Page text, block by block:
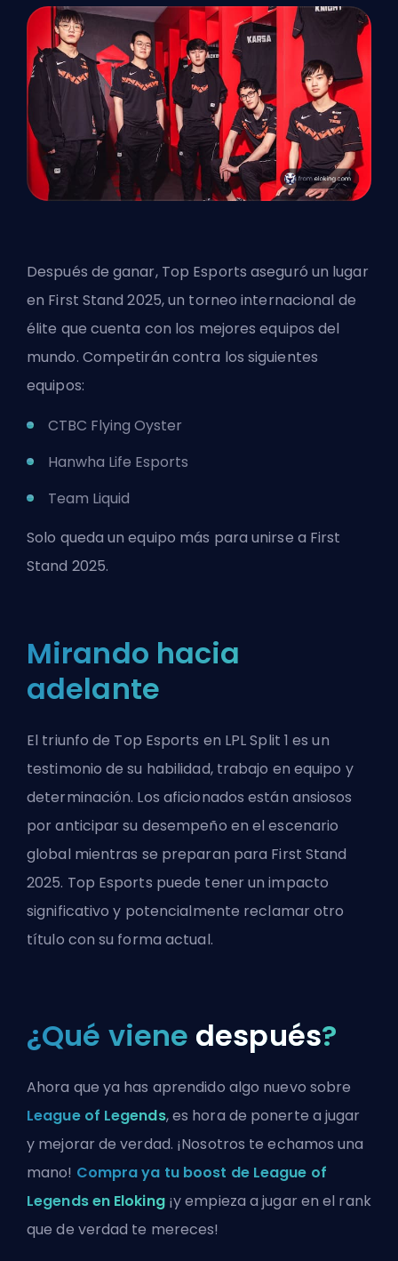
Después de ganar, Top Esports aseguró un lugar
en First Stand 2025, un torneo internacional de
élite que cuenta con los mejores equipos del
mundo. Competirán contra los siguientes
equipos:
CTBC Flying Oyster
Hanwha Life Esports
Team Liquid
Solo queda un equipo más para unirse a First
Stand 2025.
Mirando hacia
adelante
El triunfo de Top Esports en LPLSplit 1 es un
testimonio de su habilidad, trabajo en equipo y
determinación. Los aficionados están ansiosos
por anticipar su desempeño en el escenario
global mientras se preparan para First Stand
2025. Top Esports puede tener un impacto
significativo y potencialmente reclamar otro
título con su forma actual.
¿Qué viene después?
Ahora que ya has aprendido algo nuevo sobre
League of Legends, es hora de ponerte a jugar
y mejorar de verdad. ¡Nosotros te echamos una
mano! Compra ya tu boost de League of
Legends en Eloking¡y empieza a jugar en el rank
que de verdad te mereces!